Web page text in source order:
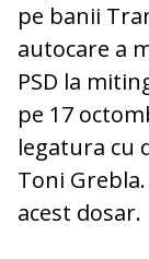
pe banii
autocare a
PSD la
pe 17
legatura cu
Toni
acest dosar.